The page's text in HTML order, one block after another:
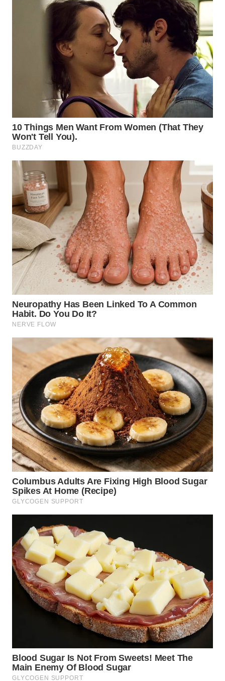
TAPANULI
WN
SAMOSIR
WN
PADANG
LAWAS
WN
SUMEDANG
WN
CIANJUR
KEPULAUAN
SERIBU
TANGERANG
WN
BINJAI
WN
CIREBON
WN
INDRAMAYU
WN
WN
MAJALENGKA
WN
SUBANG
WN
PURWAKARTA